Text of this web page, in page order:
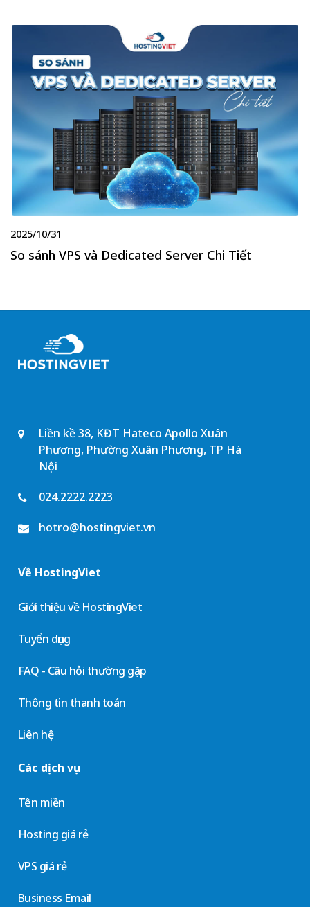
2025/10/31
So sánh VPS và Dedicated Server Chi Tiết
Liền kề 38, KĐT Hateco Apollo Xuân
Phương, Phường Xuân Phương, TP Hà
Nội
024.2222.2223
hotro@hostingviet.vn
Về HostingViet
Giới thiệu về HostingViet
Tuyển dụng
FAQ - Câu hỏi thường gặp
Thông tin thanh toán
Liên hệ
Các dịch vụ
Tên miền
Hosting giá rẻ
VPS giá rẻ
Business Email